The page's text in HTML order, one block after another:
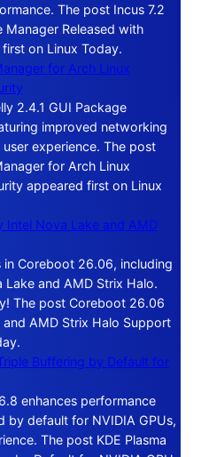
The post Incus 7.2
Manager Released with
on Linux Today.
for Arch Linux
2.4.1 GUI Package
improved networking
experience. The post
for Arch Linux
appeared first on Linux
Nova Lake and AMD
in Coreboot 26.06, including
and AMD Strix Halo.
The post Coreboot 26.06
AMD Strix Halo Support
Buffering by Default for
enhances performance
by default for NVIDIA GPUs,
The post KDE Plasma